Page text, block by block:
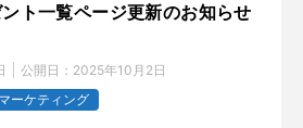
ト一覧ページ更新のお知らせ
公開日： 2025年10月2日
マーケティング